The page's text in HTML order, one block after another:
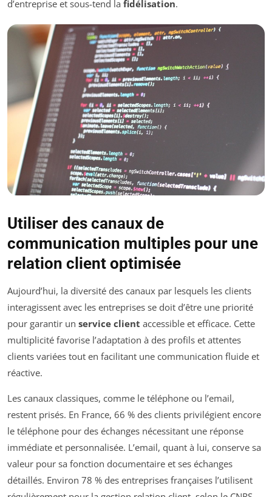
d’entreprise et sous-tend la fidélisation.
Utiliser des canaux de
communication multiples pour une
relation client optimisée
Aujourd’hui, la diversité des canaux par lesquels les clients
interagissent avec les entreprises se doit d’être une priorité
pour garantir un service client accessible et efficace. Cette
multiplicité favorise l’adaptation à des profils et attentes
clients variées tout en facilitant une communication fluide et
réactive.
Les canaux classiques, comme le téléphone ou l’email,
restent prisés. En France, 66 % des clients privilégient encore
le téléphone pour des échanges nécessitant une réponse
immédiate et personnalisée. L’email, quant à lui, conserve sa
valeur pour sa fonction documentaire et ses échanges
détaillés. Environ 78 % des entreprises françaises l’utilisent